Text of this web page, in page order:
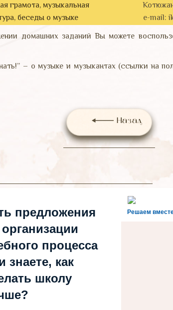
грамота, музыкальная
беседы о музыке
e-mail:
домашних заданий Вы можете
– о музыке и музыкантах (ссылки на
Назад
Решаем
предложения
процесса
знаете, как
школу